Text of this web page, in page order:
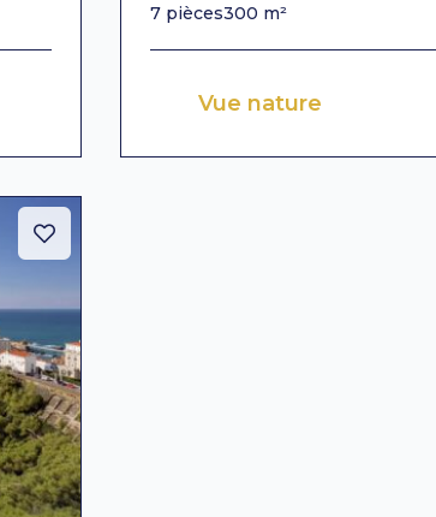
7 pièces300 m²
Vue nature